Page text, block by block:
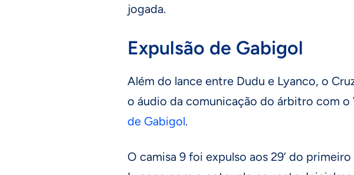
jogada.
Expulsão de Gabigol
Além do lance entre Dudu e Lyanco, o
o áudio da comunicação do árbitro com o
de Gabigol.
O camisa 9 foi expulso aos 29’ do